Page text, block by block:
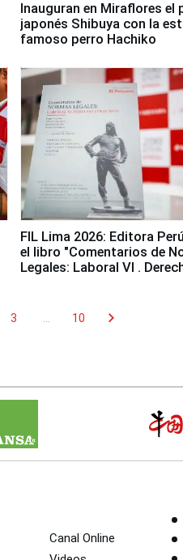
Inauguran en Miraflores el
japonés Shibuya con la
famoso perro Hachiko
FIL Lima 2026: Editora
el libro "Comentarios de
Legales: Laboral Vl .
3 10 chevron_right
Canal Online